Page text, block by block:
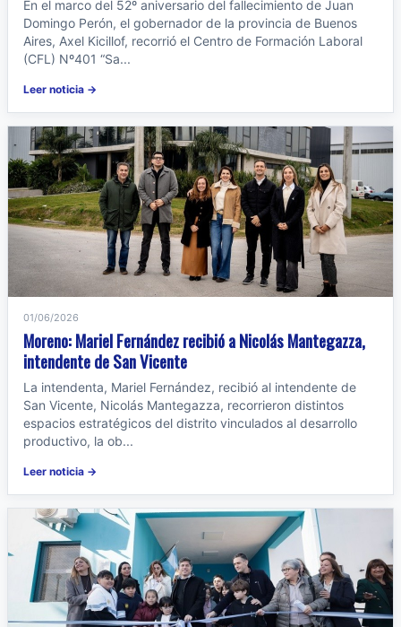
En el marco del 52º aniversario del fallecimiento de Juan
Domingo Perón, el gobernador de la provincia de Buenos
Aires, Axel Kicillof, recorrió el Centro de Formación Laboral
(CFL) Nº401 “Sa...
Leer noticia →
01/06/2026
Moreno: Mariel Fernández recibió a Nicolás Mantegazza,
intendente de San Vicente
La intendenta, Mariel Fernández, recibió al intendente de
San Vicente, Nicolás Mantegazza, recorrieron distintos
espacios estratégicos del distrito vinculados al desarrollo
productivo, la ob...
Leer noticia →